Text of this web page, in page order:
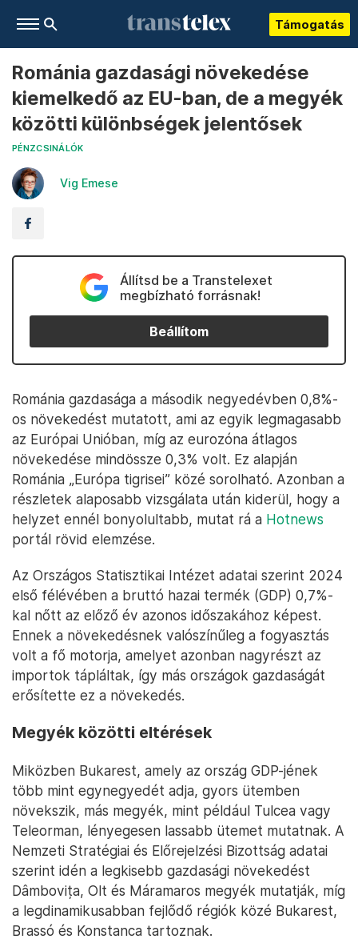
Támogatás
Románia gazdasági növekedése
kiemelkedő az EU-ban, de a megyék
közötti különbségek jelentősek
PÉNZCSINÁLÓK
Vig Emese
Állítsd be a Transtelexet
megbízható forrásnak!
Beállítom
Románia gazdasága a második negyedévben 0,8%-
os növekedést mutatott, ami az egyik legmagasabb
az Európai Unióban, míg az eurozóna átlagos
növekedése mindössze 0,3% volt. Ez alapján
Románia „Európa tigrisei” közé sorolható. Azonban a
részletek alaposabb vizsgálata után kiderül, hogy a
helyzet ennél bonyolultabb, mutat rá a Hotnews
portál rövid elemzése.
Az Országos Statisztikai Intézet adatai szerint 2024
első félévében a bruttó hazai termék (GDP) 0,7%-
kal nőtt az előző év azonos időszakához képest.
Ennek a növekedésnek valószínűleg a fogyasztás
volt a fő motorja, amelyet azonban nagyrészt az
importok tápláltak, így más országok gazdaságát
erősítette ez a növekedés.
Megyék közötti eltérések
Miközben Bukarest, amely az ország GDP-jének
több mint egynegyedét adja, gyors ütemben
növekszik, más megyék, mint például Tulcea vagy
Teleorman, lényegesen lassabb ütemet mutatnak. A
Nemzeti Stratégiai és Előrejelzési Bizottság adatai
szerint idén a legkisebb gazdasági növekedést
Dâmbovița, Olt és Máramaros megyék mutatják, míg
a legdinamikusabban fejlődő régiók közé Bukarest,
Brassó és Konstanca tartoznak.